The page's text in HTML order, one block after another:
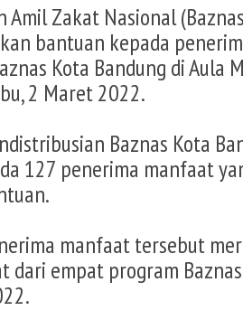
Amil Zakat Nasional
bantuan kepada
Kota Bandung di Aula
2 Maret 2022.
Baznas Kota
127 penerima manfaat
manfaat tersebut
dari empat program